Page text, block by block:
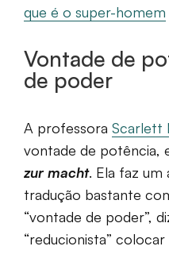
que é o super-homem
Vontade de
de poder
A professora Scarlett
vontade de potência,
zur macht. Ela faz um
tradução bastante
“vontade de poder”,
“reducionista” colocar